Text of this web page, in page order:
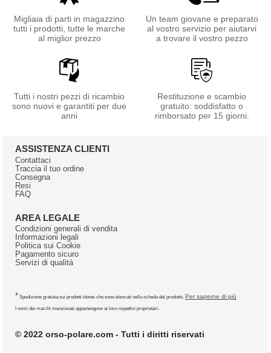
Migliaia di parti in magazzino
tutti i prodotti, tutte le marche
al miglior prezzo
Un team giovane e preparato
al vostro servizio per aiutarvi
a trovare il vostro pezzo
Tutti i nostri pezzi di ricambio
sono nuovi e garantiti per due
anni
Restituzione e scambio
gratuito: soddisfatto o
rimborsato per 15 giorni.
ASSISTENZA CLIENTI
Contattaci
Traccia il tuo ordine
Consegna
Resi
FAQ
AREA LEGALE
Condizioni generali di vendita
Informazioni legali
Politica sui Cookie
Pagamento sicuro
Servizi di qualità
* Spedizione gratuita sui prodotti idonei che sono elencati nella scheda del prodotto. Per saperne di più
I nomi dei marchi menzionati appartengono ai loro rispettivi proprietari.
© 2022 orso-polare.com - Tutti i diritti riservati